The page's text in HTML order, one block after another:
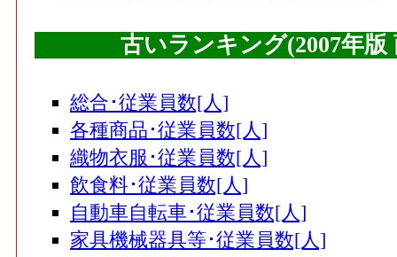
古いランキング(2007年
総合･従業員数[人]
各種商品･従業員数[人]
織物衣服･従業員数[人]
飲食料･従業員数[人]
自動車自転車･従業員数[人]
家具機械器具等･従業員数[人]